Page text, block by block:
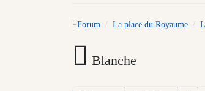
Forum La place du Royaume
Blanche